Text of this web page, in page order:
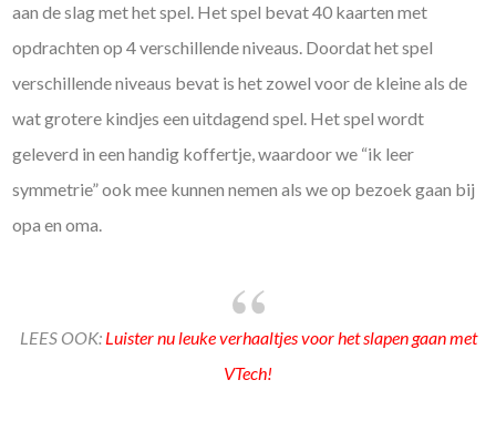
aan de slag met het spel. Het spel bevat 40 kaarten met
opdrachten op 4 verschillende niveaus. Doordat het spel
verschillende niveaus bevat is het zowel voor de kleine als de
wat grotere kindjes een uitdagend spel. Het spel wordt
geleverd in een handig koffertje, waardoor we “ik leer
symmetrie” ook mee kunnen nemen als we op bezoek gaan bij
opa en oma.
LEES OOK: Luister nu leuke verhaaltjes voor het slapen gaan met
VTech!